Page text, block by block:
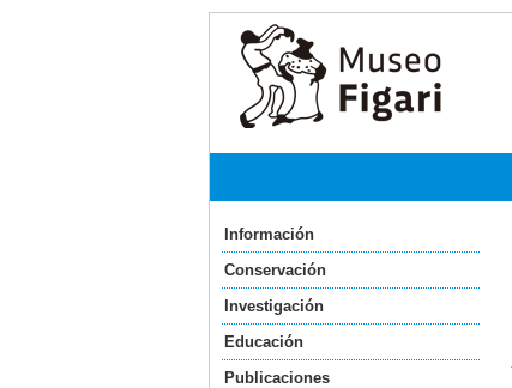
Información
Conservación
Investigación
Educación
Publicaciones